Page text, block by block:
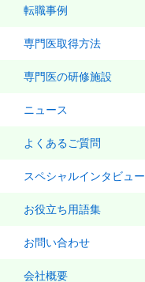
転職事例
専門医取得方法
専門医の研修施設
ニュース
よくあるご質問
スペシャルインタビュー
お役立ち用語集
お問い合わせ
会社概要